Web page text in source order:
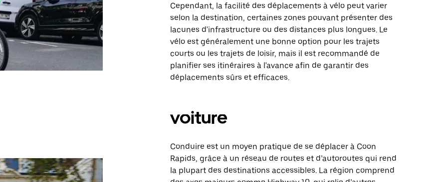
Cependant, la facilité des déplacements à vélo peut varier
selon la destination, certaines zones pouvant présenter des
lacunes d'infrastructure ou des distances plus longues. Le
vélo est généralement une bonne option pour les trajets
courts ou les trajets de loisir, mais il est recommandé de
planifier ses itinéraires à l'avance afin de garantir des
déplacements sûrs et efficaces.
voiture
Conduire est un moyen pratique de se déplacer à Coon
Rapids, grâce à un réseau de routes et d’autoroutes qui rend
la plupart des destinations accessibles. La région comprend